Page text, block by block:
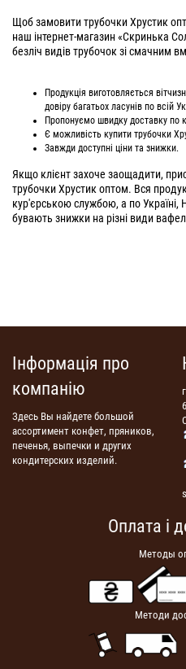
Щоб замовити трубочки Хрустик
наш інтернет-магазин «Скринька
безліч видів трубочок зі смачним
Продукція виготовляється
довіру багатьох ласунів по всій
Пропонуємо швидку доставку по
Є можливість купити трубочки
Завжди доступні ціни та знижки.
Якщо клієнт захоче заощадити,
трубочки Хрустик оптом. Вся
кур'єрською службою, а по
бувають знижки на різні види
Інформація про
компанію
Здесь Вы найдете большой
ассортимент конфет, пряников,
печенья, выпечки и других
кондитерских изделий.
Оплата і
Методы
Методи